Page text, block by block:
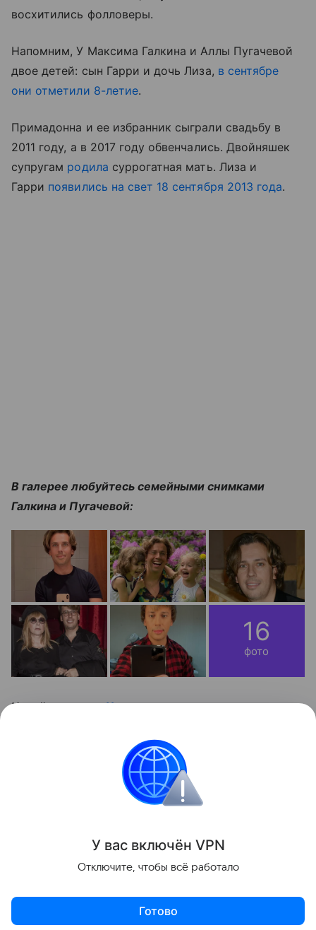
восхитились фолловеры.
Напомним, У Максима Галкина и Аллы Пугачевой
двое детей: сын Гарри и дочь Лиза, в сентябре
они отметили 8-летие.
Примадонна и ее избранник сыграли свадьбу в
2011 году, а в 2017 году обвенчались. Двойняшек
супругам родила суррогатная мать. Лиза и
Гарри появились на свет 18 сентября 2013 года.
В галерее любуйтесь семейными снимками
Галкина и Пугачевой:
16
фото
Читайте также:Что нужно сделать, пока не
Контент недоступен
Поделиться
У вас включён VPN
Отключите, чтобы всё работало
Готово